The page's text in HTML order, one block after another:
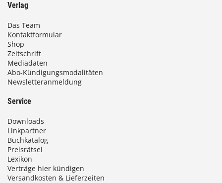
Verlag
Das Team
Kontaktformular
Shop
Zeitschrift
Mediadaten
Abo-Kündigungsmodalitäten
Newsletteranmeldung
Service
Downloads
Linkpartner
Buchkatalog
Preisrätsel
Lexikon
Verträge hier kündigen
Versandkosten & Lieferzeiten